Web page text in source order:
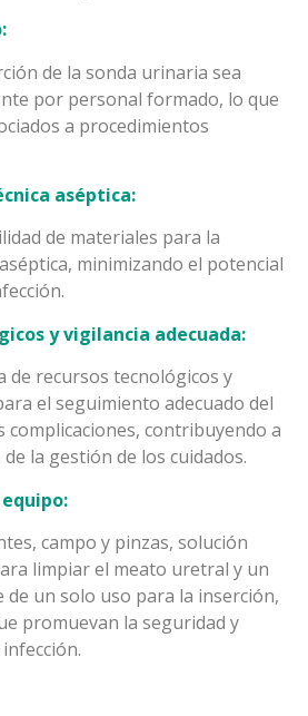
de la sonda urinaria sea
por personal formado, lo que
a procedimientos
aséptica:
de materiales para la
minimizando el potencial
y vigilancia adecuada:
de recursos tecnológicos y
el seguimiento adecuado del
complicaciones, contribuyendo a
la gestión de los cuidados.
campo y pinzas, solución
limpiar el meato uretral y un
un solo uso para la inserción,
promuevan la seguridad y